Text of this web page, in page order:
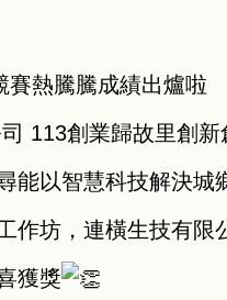
賽熱騰騰成績出爐啦
113創業歸故里創
能以智慧科技解決城
作坊，連橫生技有
獲獎